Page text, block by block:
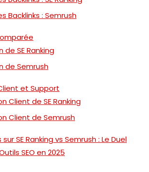
Backlinks : Semrush
de SE Ranking
de Semrush
et Support
Client de SE Ranking
Client de Semrush
SE Ranking vs Semrush : Le Duel
SEO en 2025